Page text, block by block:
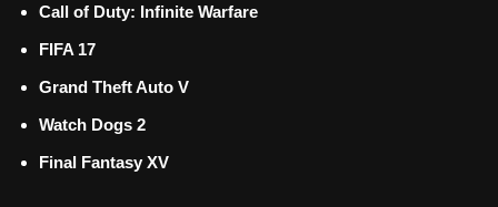
Call of Duty: Infinite Warfare
FIFA 17
Grand Theft Auto V
Watch Dogs 2
Final Fantasy XV